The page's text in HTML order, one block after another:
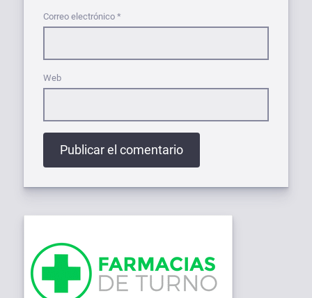
Correo electrónico *
Web